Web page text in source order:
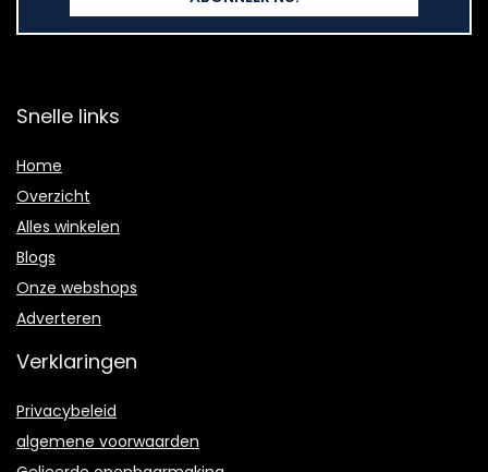
Snelle links
Home
Overzicht
Alles winkelen
Blogs
Onze webshops
Adverteren
Verklaringen
Privacybeleid
algemene voorwaarden